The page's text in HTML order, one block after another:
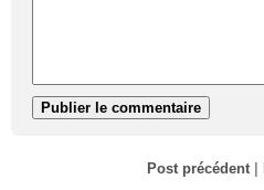
Post précédent|